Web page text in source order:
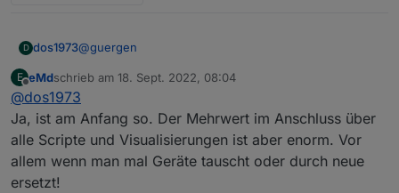
D dos1973@guergen
habe gestern die halbe Nacht verbracht alle Aliase
(habe intern Alias genutz) anzulegen, das artet ja
richtig in Arbeit aus....
E
Offline
eMdschrieb am 18. Sept. 2022, 08:04
zuletzt editiert von
@dos1973
Ja, ist am Anfang so. Der Mehrwert im Anschluss über
alle Scripte und Visualisierungen ist aber enorm. Vor
allem wenn man mal Geräte tauscht oder durch neue
ersetzt!